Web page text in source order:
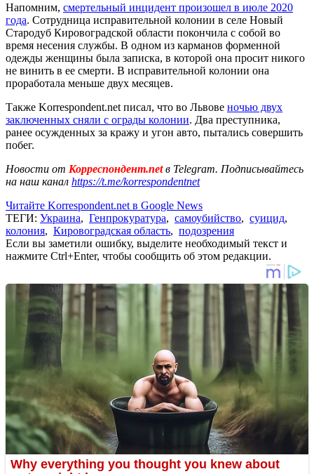
Напомним, смертельный инцидент произошел в июле 2020
года. Сотрудница исправительной колонии в селе Новый
Стародуб Кировоградской области покончила с собой во
время несения службы. В одном из карманов форменной
одежды женщины была записка, в которой она просит никого
не винить в ее смерти. В исправительной колонии она
проработала меньше двух месяцев.
Также Korrespondent.net писал, что во Львове ночью двух
заключенных сняли с ограды колонии. Два преступника,
ранее осужденных за кражу и угон авто, пытались совершить
побег.
Новости от Корреспондент.netв Telegram. Подписывайтесь
на наш канал https://t.me/korrespondentnet
Читайте Korrespondent.net в Google News
ТЕГИ: Украина, Генпрокуратура, самоубийство, суицид,
колония, Кировоградская область, подозрения
Если вы заметили ошибку, выделите необходимый текст и
нажмите Ctrl+Enter, чтобы сообщить об этом редакции.